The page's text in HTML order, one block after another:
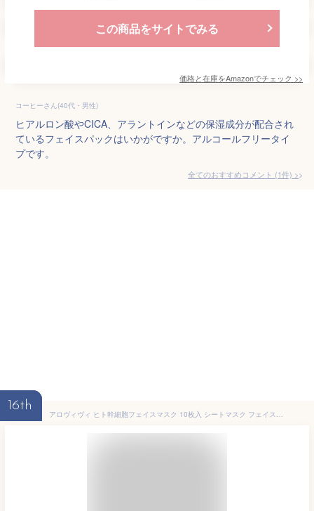
この商品をサイトでみる
価格と在庫をAmazonでチェック >>
コーヒーさん(40代・男性)
ヒアルロン酸やCICA、アラントインなどの保湿成分が配合され
ているフェイスパックはいかがですか。アルコールフリータイ
プです。
全てのおすすめコメント (1件) >
16th
アロヴィヴィ ヒト幹細胞フェイスマスク 10枚入 シートマスク フェイスパック ヒト幹細胞 パック マスク フェイスマスク 乾燥対策 保湿 美容マスク グッズ おすすめ 通販 人気